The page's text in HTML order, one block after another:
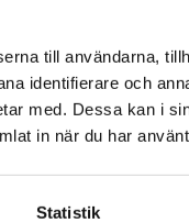
till användarna,
identifierare och
med. Dessa kan i
in när du har
Statistik
via en
leveranser utanför
måste